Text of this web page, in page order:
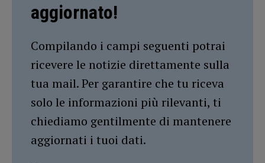
aggiornato!
Compilando i campi seguenti potrai
ricevere le notizie direttamente sulla
tua mail. Per garantire che tu riceva
solo le informazioni più rilevanti, ti
chiediamo gentilmente di mantenere
aggiornati i tuoi dati.